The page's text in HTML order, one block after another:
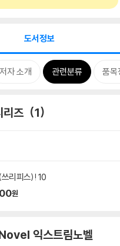
도서정보
저자 소개 관련분류 품목
리즈 1
리피스)! 10
원
익스트림노벨